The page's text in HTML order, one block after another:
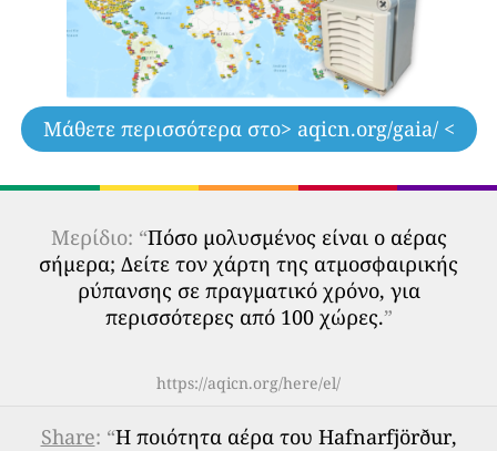
Μάθετε περισσότερα στο> aqicn.org/gaia/ <
Μερίδιο: “Πόσο μολυσμένος είναι ο αέρας
σήμερα; Δείτε τον χάρτη της ατμοσφαιρικής
ρύπανσης σε πραγματικό χρόνο, για
περισσότερες από 100 χώρες.”
https://aqicn.org/here/el/
Share: “Η ποιότητα αέρα του Hafnarfjörður,